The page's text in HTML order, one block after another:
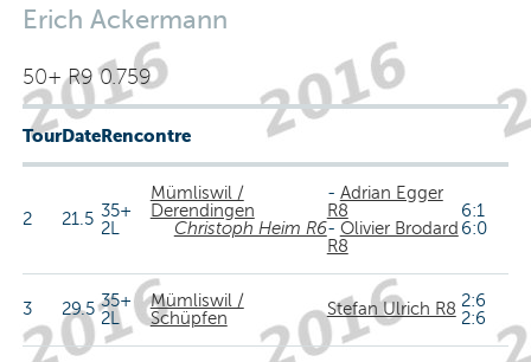
Erich Ackermann
50+ R9 0.759
TourDateRencontre
2 21.5 35+
2L
Mümliswil /
Derendingen
Christoph Heim R6
- Adrian Egger
R8
- Olivier Brodard
R8
6:1
6:0
3 29.535+
2L
Mümliswil /
Schüpfen
Stefan Ulrich R8 2:6
2:6